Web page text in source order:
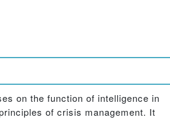
on the function of intelligence in
of crisis management. It